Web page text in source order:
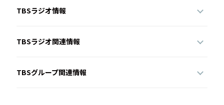
TBSラジオ情報
TBSラジオ関連情報
TBSグループ関連情報